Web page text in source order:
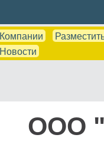
Компании
Новости
ООО